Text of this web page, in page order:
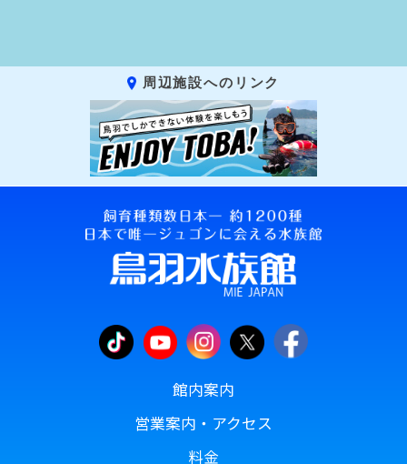
周辺施設へのリンク
館内案内
営業案内・アクセス
料金